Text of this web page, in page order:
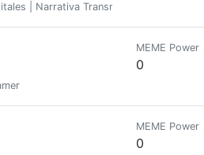
| Narrativa Transmedia & Web3 |
MEME Power
0
MEME Power
0